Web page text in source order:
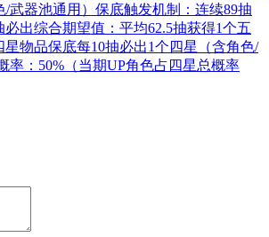
/武器池通用）保底触发机制：连续89抽
出综合期望值：平均62.5抽获得1个五
物品保底每10抽必出1个四星（含角色/
率：50%（当期UP角色占四星总概率